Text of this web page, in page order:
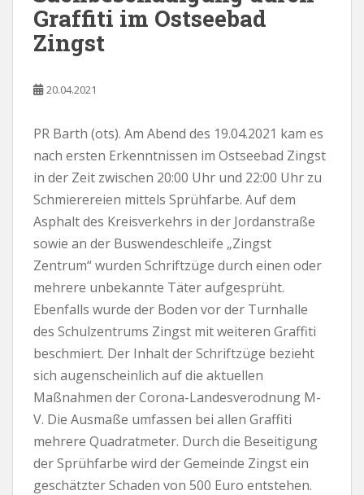
Graffiti im Ostseebad
Zingst
20.04.2021
PR Barth (ots). Am Abend des 19.04.2021 kam es
nach ersten Erkenntnissen im Ostseebad Zingst
in der Zeit zwischen 20:00 Uhr und 22:00 Uhr zu
Schmierereien mittels Sprühfarbe. Auf dem
Asphalt des Kreisverkehrs in der Jordanstraße
sowie an der Buswendeschleife „Zingst
Zentrum“ wurden Schriftzüge durch einen oder
mehrere unbekannte Täter aufgesprüht.
Ebenfalls wurde der Boden vor der Turnhalle
des Schulzentrums Zingst mit weiteren Graffiti
beschmiert. Der Inhalt der Schriftzüge bezieht
sich augenscheinlich auf die aktuellen
Maßnahmen der Corona-Landesverodnung M-
V. Die Ausmaße umfassen bei allen Graffiti
mehrere Quadratmeter. Durch die Beseitigung
der Sprühfarbe wird der Gemeinde Zingst ein
geschätzter Schaden von 500 Euro entstehen.